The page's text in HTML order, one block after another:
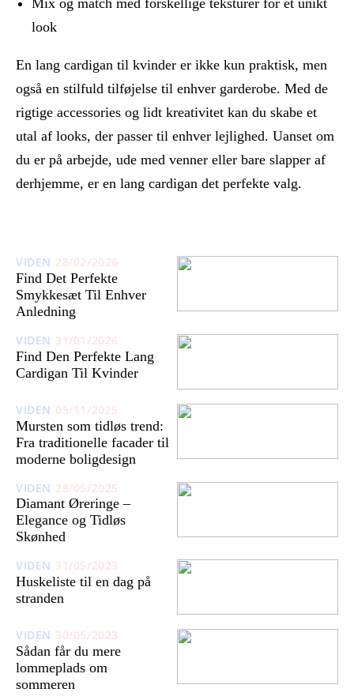
look
En lang cardigan til kvinder er ikke kun praktisk, men
også en stilfuld tilføjelse til enhver garderobe. Med de
rigtige accessories og lidt kreativitet kan du skabe et
utal af looks, der passer til enhver lejlighed. Uanset om
du er på arbejde, ude med venner eller bare slapper af
derhjemme, er en lang cardigan det perfekte valg.
VIDEN 28/02/2026
Find Det Perfekte
Smykkesæt Til Enhver
Anledning
VIDEN 31/01/2026
Find Den Perfekte Lang
Cardigan Til Kvinder
VIDEN 05/11/2025
Mursten som tidløs trend:
Fra traditionelle facader til
moderne boligdesign
VIDEN 28/05/2025
Diamant Øreringe –
Elegance og Tidløs
Skønhed
VIDEN 31/05/2023
Huskeliste til en dag på
stranden
VIDEN 30/05/2023
Sådan får du mere
lommeplads om
sommeren